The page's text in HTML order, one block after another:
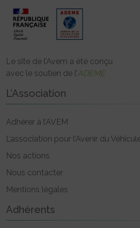
Le site de l’Avem a été conçu
avec le soutien de l’ADEME
L’Association
Adhérer à l’AVEM
L’association pour l’Avenir du
Nos actions
Nous contacter
Mentions légales
Adhérents